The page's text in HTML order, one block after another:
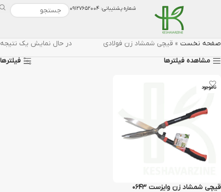
شماره پشتیبانی: ۰۹۱۲۷۶۵۲۰۰۴
صفحه نخست » قیچی شمشاد زن فولادی
در حال نمایش یک نتیجه
مشاهده فیلترها
فیلترها
ناموجود
قیچی شمشاد زن وایزست ۰۶۴۳